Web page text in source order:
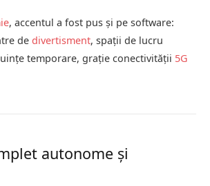
, accentul a fost pus și pe software:
de divertisment, spații de lucru
temporare, grație conectivității 5G
autonome și